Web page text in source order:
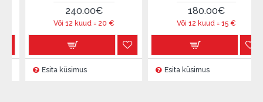
240.00€
Või 12 kuud =20€
Esita küsimus
180.00€
Või 12 kuud = 15€
Esita küsimus